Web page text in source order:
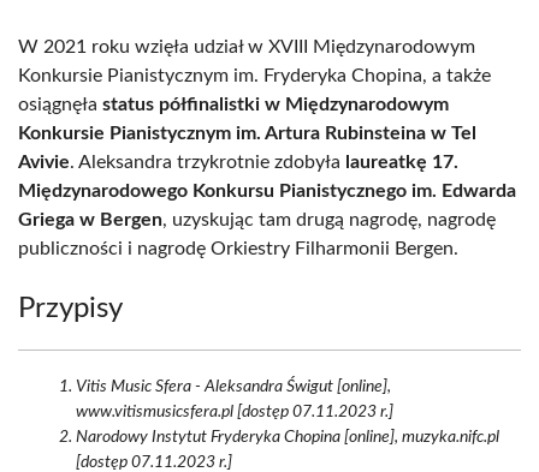
W 2021 roku wzięła udział w XVIII Międzynarodowym
Konkursie Pianistycznym im. Fryderyka Chopina, a także
osiągnęła status półfinalistki w Międzynarodowym
Konkursie Pianistycznym im. Artura Rubinsteina w Tel
Avivie. Aleksandra trzykrotnie zdobyła laureatkę 17.
Międzynarodowego Konkursu Pianistycznego im. Edwarda
Griega w Bergen, uzyskując tam drugą nagrodę, nagrodę
publiczności i nagrodę Orkiestry Filharmonii Bergen.
Przypisy
Vitis Music Sfera - Aleksandra Świgut [online],
www.vitismusicsfera.pl [dostęp 07.11.2023 r.]
Narodowy Instytut Fryderyka Chopina [online], muzyka.nifc.pl
[dostęp 07.11.2023 r.]